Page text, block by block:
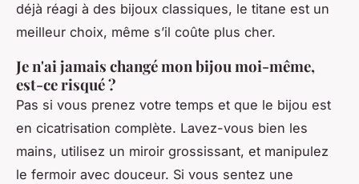
déjà réagi à des bijoux classiques, le titane est un
meilleur choix, même s’il coûte plus cher.
Je n'ai jamais changé mon bijou moi-même,
est-ce risqué ?
Pas si vous prenez votre temps et que le bijou est
en cicatrisation complète. Lavez-vous bien les
mains, utilisez un miroir grossissant, et manipulez
le fermoir avec douceur. Si vous sentez une